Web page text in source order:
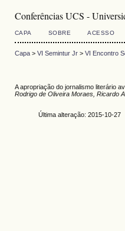
Conferências UCS -
CAPA SOBRE ACESSO
Capa> VI Semintur Jr> VI Encontro
A apropriação do jornalismo literário
Rodrigo de Oliveira Moraes, Ricardo
Última alteração: 2015-10-27